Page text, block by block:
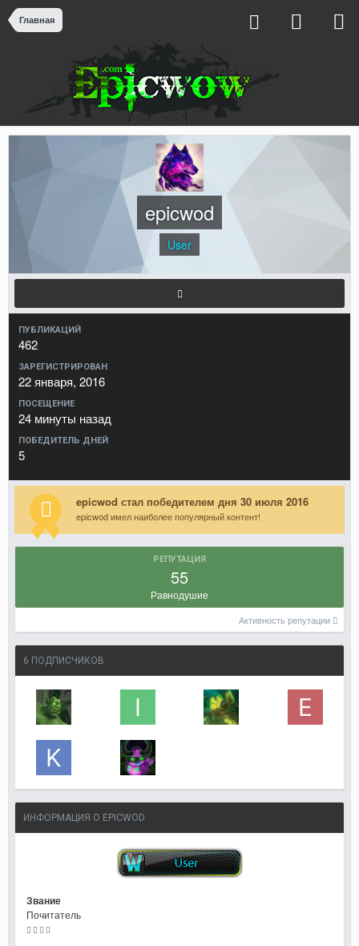
Главная
epicwod
User
ПУБЛИКАЦИЙ
462
ЗАРЕГИСТРИРОВАН
22 января, 2016
ПОСЕЩЕНИЕ
24 минуты назад
ПОБЕДИТЕЛЬ ДНЕЙ
5
epicwod стал победителем дня 30 июля 2016
epicwod имел наиболее популярный контент!
РЕПУТАЦИЯ
55
Равнодушие
Активность репутации
6 ПОДПИСЧИКОВ
ИНФОРМАЦИЯ О EPICWOD
Звание
Почитатель